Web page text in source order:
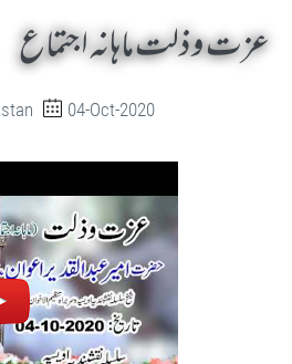
عزت و ذلت ماہانہ اجتماع
04-Oct-2020